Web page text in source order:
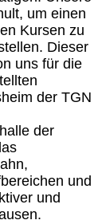
um einen
Kursen zu
Dieser
uns für die
der TGN
der
und
und